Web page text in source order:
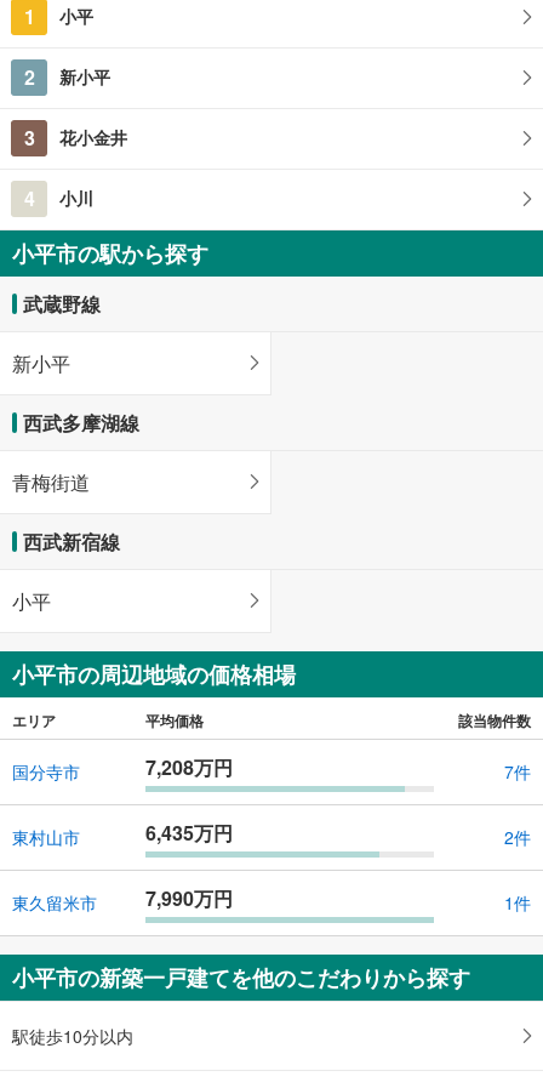
1 小平
2 新小平
3 花小金井
4 小川
小平市の駅から探す
武蔵野線
新小平
西武多摩湖線
青梅街道
西武新宿線
小平
小平市の周辺地域の価格相場
エリア 平均価格 該当物件数
国分寺市 7,208万円 7件
東村山市 6,435万円 2件
東久留米市 7,990万円 1件
小平市の新築一戸建てを他のこだわりから探す
駅徒歩10分以内